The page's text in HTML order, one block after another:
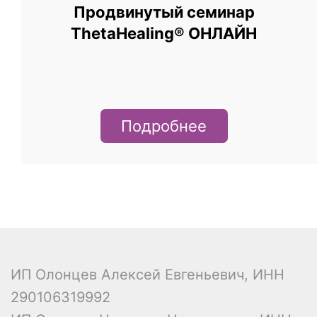
Продвинутый семинар
ThetaHealing® ОНЛАЙН
Подробнее
ИП Олонцев Алексей Евгеньевич, ИНН
290106319992